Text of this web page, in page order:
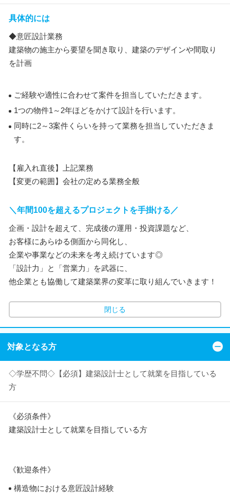
具体的には
◆意匠設計業務
建築物の施主から要望を聞き取り、建築のデザインや間取り
を計画
ご経験や適性に合わせて案件を担当していただきます。
1つの物件1～2年ほどをかけて設計を行います。
同時に2～3案件くらいを持って業務を担当していただきま
す。
【雇入れ直後】上記業務
【変更の範囲】会社の定める業務全般
＼年間100を超えるプロジェクトを手掛ける／
企画・設計を超えて、完成後の運用・投資課題など、
お客様にあらゆる側面から同化し、
企業や事業などの未来を考え続けています◎
「設計力」と「営業力」を武器に、
他企業とも協働して建築業界の変革に取り組んでいきます！
閉じる
対象となる方
◇学歴不問◇【必須】建築設計士として就業を目指している
方
《必須条件》
建築設計士として就業を目指している方
《歓迎条件》
構造物における意匠設計経験